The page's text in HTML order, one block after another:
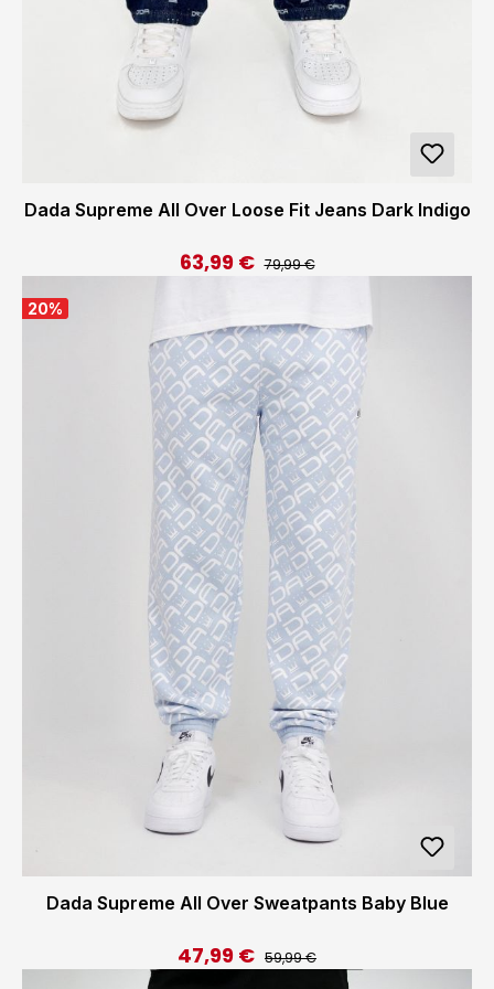
Dada Supreme All Over Loose Fit Jeans Dark Indigo
Verkaufspreis:
63,99 € Regulärer Preis:
79,99 €
20%
Dada Supreme All Over Sweatpants Baby Blue
Verkaufspreis:
47,99 € Regulärer Preis:
59,99 €